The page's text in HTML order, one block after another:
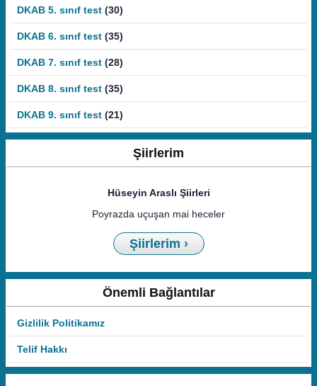
DKAB 5. sınıf test (30)
DKAB 6. sınıf test (35)
DKAB 7. sınıf test (28)
DKAB 8. sınıf test (35)
DKAB 9. sınıf test (21)
Şiirlerim
Hüseyin Araslı Şiirleri
Poyrazda uçuşan mai heceler
Şiirlerim ›
Önemli Bağlantılar
Gizlilik Politikamız
Telif Hakkı